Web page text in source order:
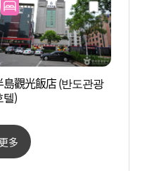
島觀光飯店 (반도관광
텔)
多